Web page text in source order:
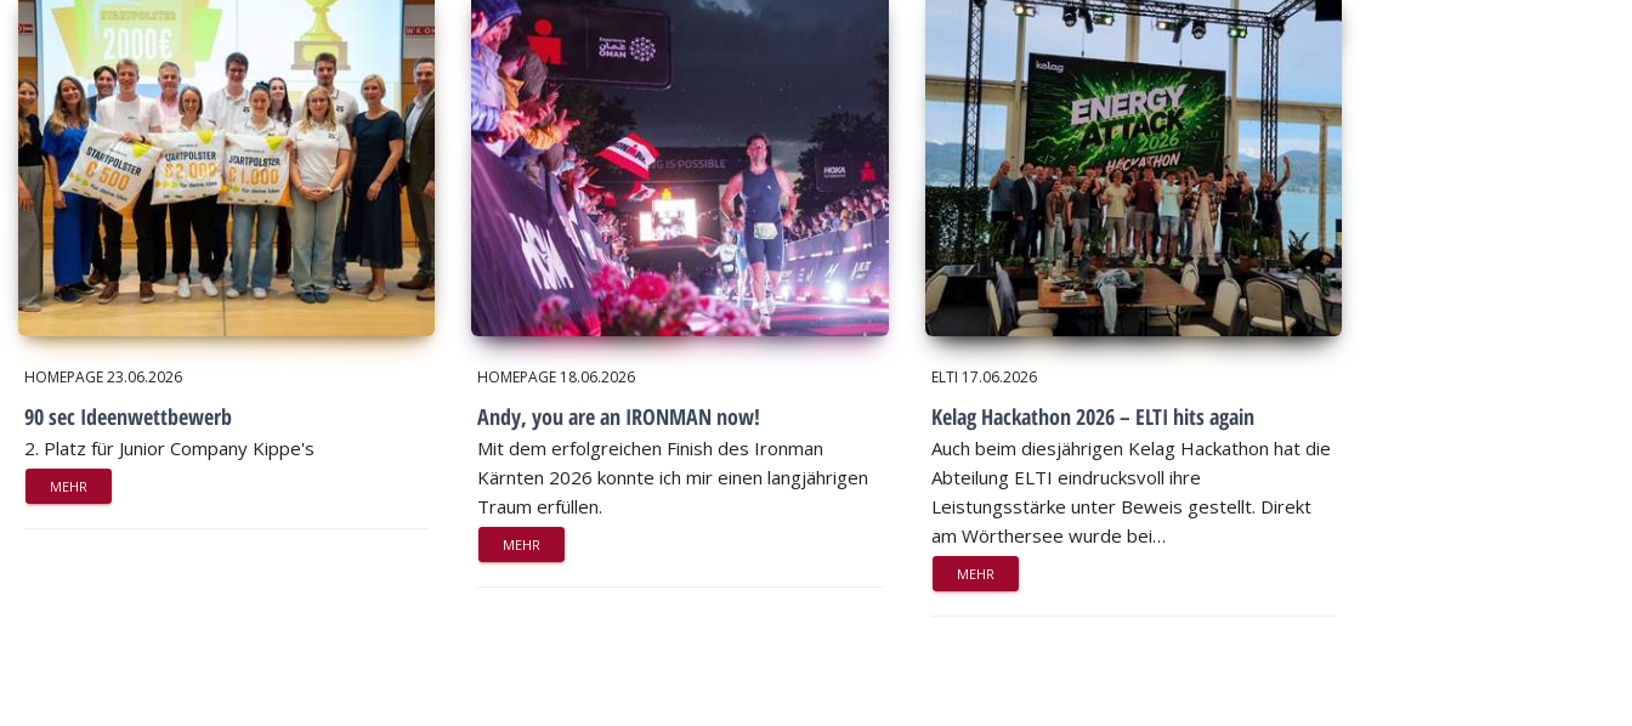
HOMEPAGE23.06.2026
90 sec Ideenwettbewerb
2. Platz für Junior Company Kippe's
MEHR
HOMEPAGE 18.06.2026
Andy, you are an IRONMAN now!
Mit dem erfolgreichen Finish des Ironman
Kärnten 2026 konnte ich mir einen langjährigen
Traum erfüllen.
MEHR
ELTI 17.06.2026
Kelag Hackathon 2026 – ELTI hits again
Auch beim diesjährigen Kelag Hackathon hat die
Abteilung ELTI eindrucksvoll ihre
Leistungsstärke unter Beweis gestellt. Direkt
am Wörthersee wurde bei…
MEHR